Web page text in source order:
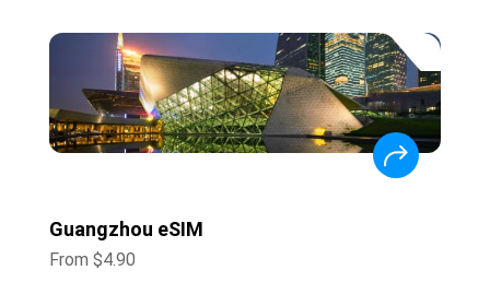
Guangzhou eSIM
From $4.90